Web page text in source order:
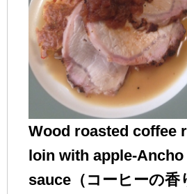
Wood roasted coffee
loin with apple-
sauce（コーヒーの香